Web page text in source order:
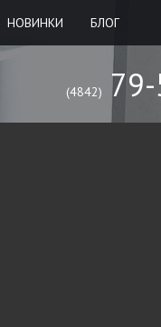
НОВИНКИ БЛОГ
(4842)